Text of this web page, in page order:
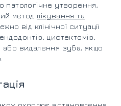
патологічне утворення,
метод лікування та
від клінічної ситуації
цистектомію,
або видалення зуба, якщо